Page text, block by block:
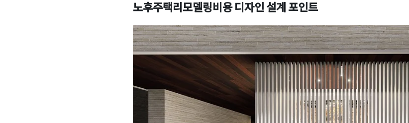
노후주택리모델링비용 디자인 설계 포인트